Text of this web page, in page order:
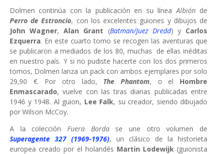
Dolmen continúa con la publicación en su líneaAlbiónde
Perro de Estroncio, con los excelentes guiones y dibujos de
John Wagner,Alan Grant (Batman/Juez Dredd) y Carlos
Ezquerra. En este cuarto tomo se recogen las aventuras que
se publicaron a mediados de los 80, muchas de ellas inéditas
en nuestro país. Y si no pudiste hacerte con los dos primeros
tomos, Dolmen lanza un pack con ambos ejemplares por solo
29,90 €. Por otro lado, The Phantom, o el Hombre
Enmascarado, vuelve con las tiras diarias publicadas entre
1946 y 1948. Al guion, Lee Falk, su creador, siendo dibujado
por Wilson McCoy.
A la colección Fuera Bordase une otro volumen de
Superagente 327 (1969-1976), un clásico de la historieta
europea creado por el holandés Martin Lodewijk (guionista